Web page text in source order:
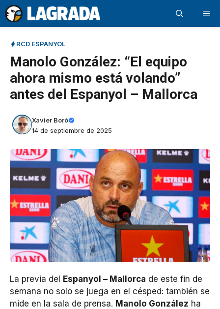
Saltar
al
contenido
RCD ESPANYOL
Manolo González: “El equipo
ahora mismo está volando”
antes del Espanyol – Mallorca
Xavier Boró
14 de septiembre de 2025
La previa del Espanyol – Mallorca de este fin de
semana no solo se juega en el césped: también se
mide en la sala de prensa. Manolo González ha